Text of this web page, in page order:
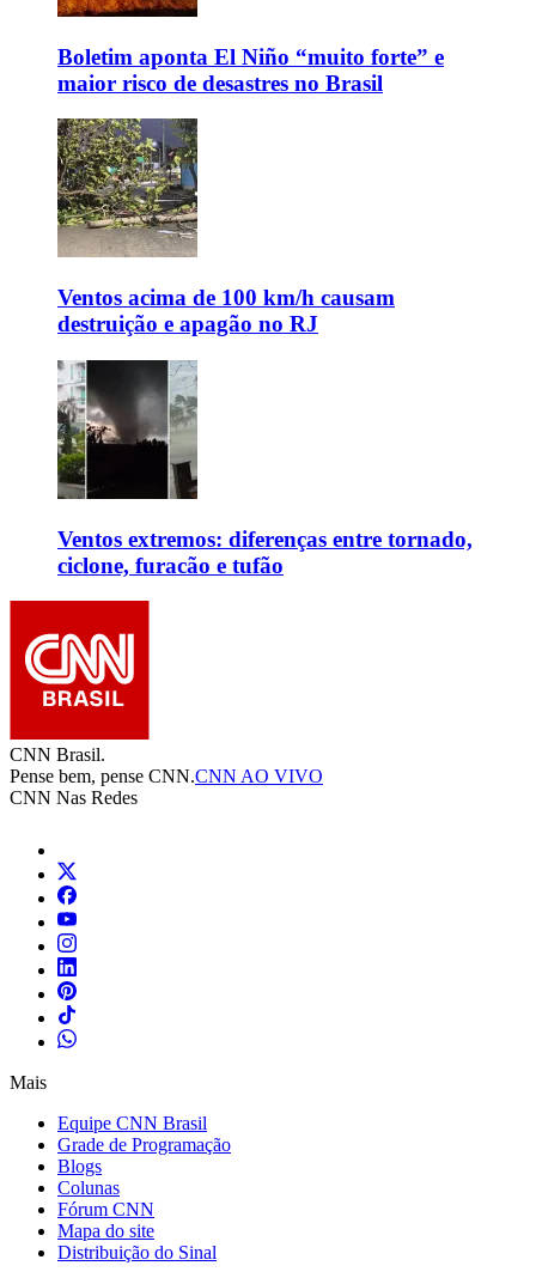
Boletim aponta El Niño “muito forte” e
maior risco de desastres no Brasil
Ventos acima de 100 km/h causam
destruição e apagão no RJ
Ventos extremos: diferenças entre tornado,
ciclone, furacão e tufão
CNN Brasil.
Pense bem, pense CNN.CNN AO VIVO
CNN Nas Redes
Mais
Equipe CNN Brasil
Grade de Programação
Blogs
Colunas
Fórum CNN
Mapa do site
Distribuição do Sinal